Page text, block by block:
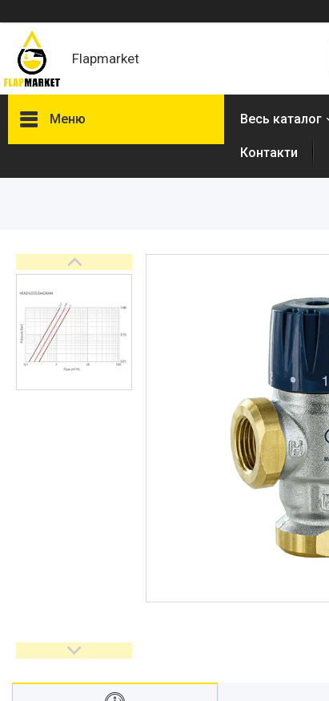
Flapmarket
Меню
Душові трапи, дренажні
канали
Аксесуари для ванної
кімнати
Запчастини та комплектуючі
Гнучкі шланги (підведення)
Пакувальні сантехнічні
Весь каталог
Контакти